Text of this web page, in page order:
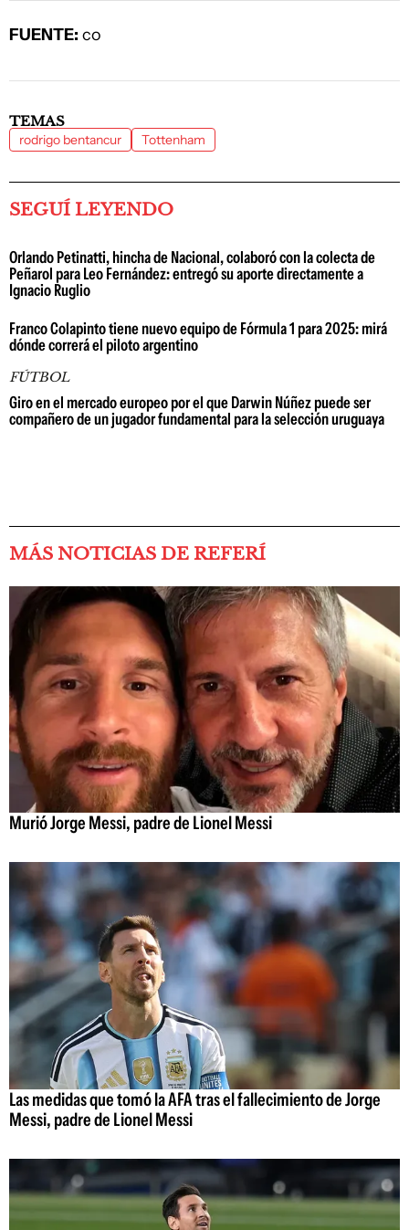
FUENTE: co
TEMAS
rodrigo bentancur Tottenham
SEGUÍ LEYENDO
Orlando Petinatti, hincha de Nacional, colaboró con la colecta de
Peñarol para Leo Fernández: entregó su aporte directamente a
Ignacio Ruglio
Franco Colapinto tiene nuevo equipo de Fórmula 1 para 2025: mirá
dónde correrá el piloto argentino
FÚTBOL
Giro en el mercado europeo por el que Darwin Núñez puede ser
compañero de un jugador fundamental para la selección uruguaya
MÁS NOTICIAS DE REFERÍ
Murió Jorge Messi, padre de Lionel Messi
Las medidas que tomó la AFA tras el fallecimiento de Jorge
Messi, padre de Lionel Messi